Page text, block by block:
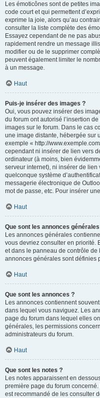
Les émoticônes sont de petites
code court et qui permettent
exprime la joie, alors qu’au
consulter la liste complète des
Essayez cependant de ne pas
rapidement rendre un message
modifier ou de le supprimer
peuvent également limiter le
à un message.
Haut
Puis-je insérer des images ?
Oui, vous pouvez insérer des
du forum ont autorisé l’insertion
images sur le forum. Dans le cas
une image distante, hébergée sur
exemple « http://
cependant ni insérer de lien vers
ordinateur (à moins, bien
serveur internet), ni insérer de
quelconque système
messagerie électronique de
mot de passe, etc. Pour insérer
Haut
Que sont les annonces
Les annonces générales
vous devriez consulter en priorité.
et dans le panneau de contrôle de
annonces générales sont définies
Haut
Que sont les annonces ?
Les annonces contiennent
dans lequel vous naviguez. Les
page du forum dans lequel elles
générales, les permissions
administrateurs du forum.
Haut
Que sont les notes ?
Les notes apparaissent en
première page du forum
est recommandé de les consulter